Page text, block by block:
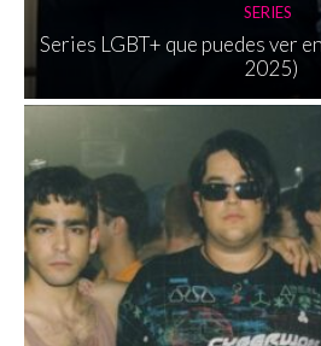
SERIES
Series LGBT+ que puedes ver
2025)